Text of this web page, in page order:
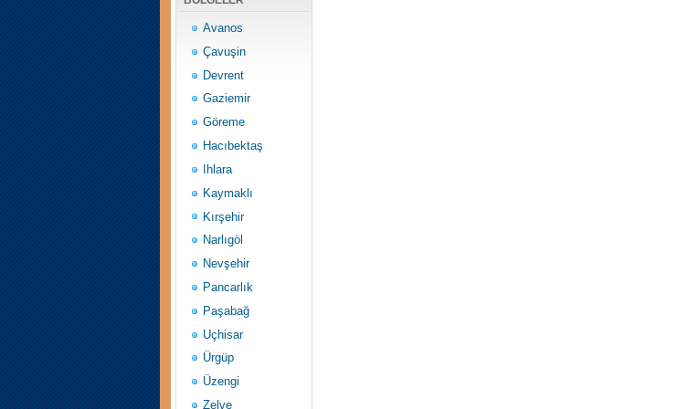
Avanos
Çavuşin
Devrent
Gaziemir
Göreme
Hacıbektaş
Ihlara
Kaymaklı
Kırşehir
Narlıgöl
Nevşehir
Pancarlık
Paşabağ
Uçhisar
Ürgüp
Üzengi
Zelve